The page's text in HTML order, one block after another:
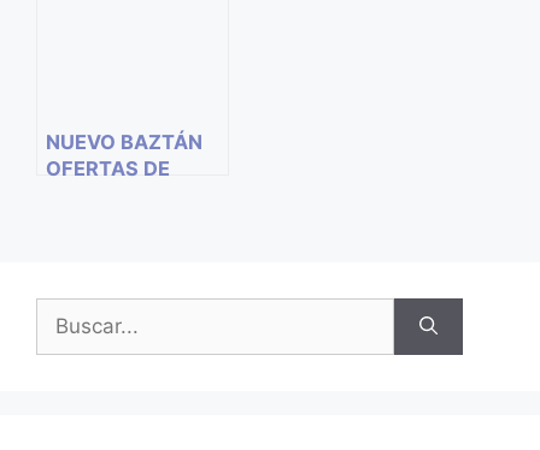
NUEVO BAZTÁN
OFERTAS DE